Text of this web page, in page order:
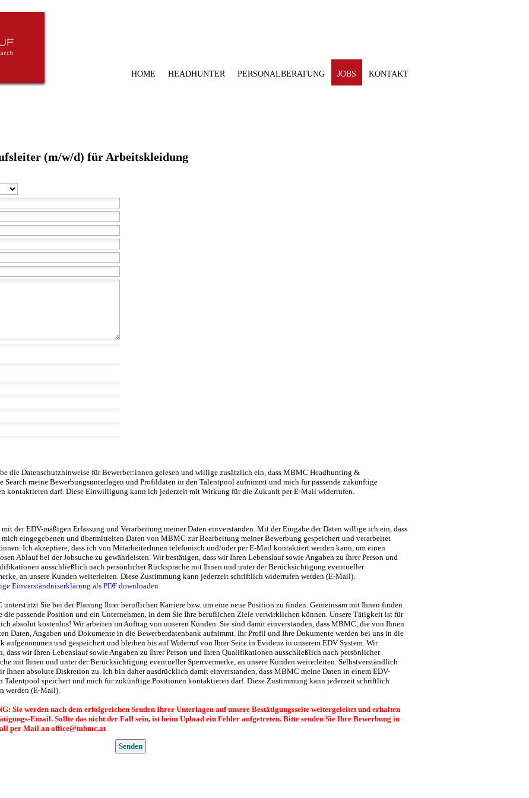
HOME HEADHUNTER PERSONALBERATUNG JOBS KONTAKT
(m/w/d) für Arbeitskleidung
die Datenschutzhinweise für Bewerber:innen gelesen und willige zusätzlich ein, dass MBMC Headhunting &
Search meine Bewerbungsunterlagen und Profildaten in den Talentpool aufnimmt und mich für passende zukünftige
kontaktieren darf. Diese Einwilligung kann ich jederzeit mit Wirkung für die Zukunft per E-Mail widerrufen.
der EDV-mäßigen Erfassung und Verarbeitung meiner Daten einverstanden. Mit der Eingabe der Daten willige ich ein, dass
eingegebenen und übermittelten Daten von MBMC zur Bearbeitung meiner Bewerbung gespeichert und verarbeitet
Ich akzeptiere, dass ich von MitarbeiterInnen telefonisch und/oder per E-Mail kontaktiert werden kann, um einen
Ablauf bei der Jobsuche zu gewährleisten. Wir bestätigen, dass wir Ihren Lebenslauf sowie Angaben zu Ihrer Person und
ausschließlich nach persönlicher Rücksprache mit Ihnen und unter der Berücksichtigung eventueller
an unsere Kunden weiterleiten. Diese Zustimmung kann jederzeit schriftlich widerrufen werden (E-Mail).
Einverständniserklärung als PDF downloaden
Sie bei der Planung Ihrer beruflichen Karriere bzw. um eine neue Position zu finden. Gemeinsam mit Ihnen finden
die passende Position und ein Unternehmen, in dem Sie Ihre beruflichen Ziele verwirklichen können. Unsere Tätigkeit ist für
absolut kostenlos! Wir arbeiten im Auftrag von unseren Kunden. Sie sind damit einverstanden, dass MBMC, die von Ihnen
Daten, Angaben und Dokumente in die Bewerberdatenbank aufnimmt. Ihr Profil und Ihre Dokumente werden bei uns in die
aufgenommen und gespeichert und bleiben bis auf Widerruf von Ihrer Seite in Evidenz in unserem EDV System. Wir
dass wir Ihren Lebenslauf sowie Angaben zu Ihrer Person und Ihren Qualifikationen ausschließlich nach persönlicher
mit Ihnen und unter der Berücksichtigung eventueller Sperrvermerke, an unsere Kunden weiterleiten. Selbstverständlich
Ihnen absolute Diskretion zu. Ich bin daher ausdrücklich damit einverstanden, dass MBMC meine Daten in einem EDV-
Talentpool speichert und mich für zukünftige Positionen kontaktieren darf. Diese Zustimmung kann jederzeit schriftlich
werden (E-Mail).
Sie werden nach dem erfolgreichen Senden Ihrer Unterlagen auf unsere Bestätigungsseite weitergeleitet und erhalten
Email.Sollte das nicht der Fall sein, ist beim Upload ein Fehler aufgetreten. Bitte senden Sie Ihre Bewerbung in
per Mail an office@mbmc.at
Senden